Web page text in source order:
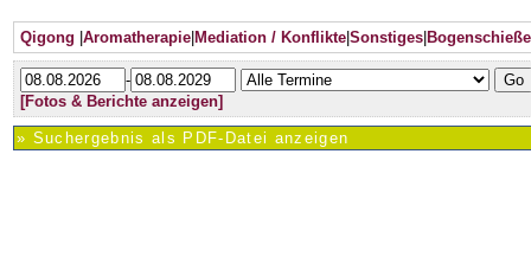
Qigong |Aromatherapie|Mediation / Konflikte|Sonstiges|
-
[Fotos & Berichte anzeigen]
» Suchergebnis als PDF-Datei anzeigen